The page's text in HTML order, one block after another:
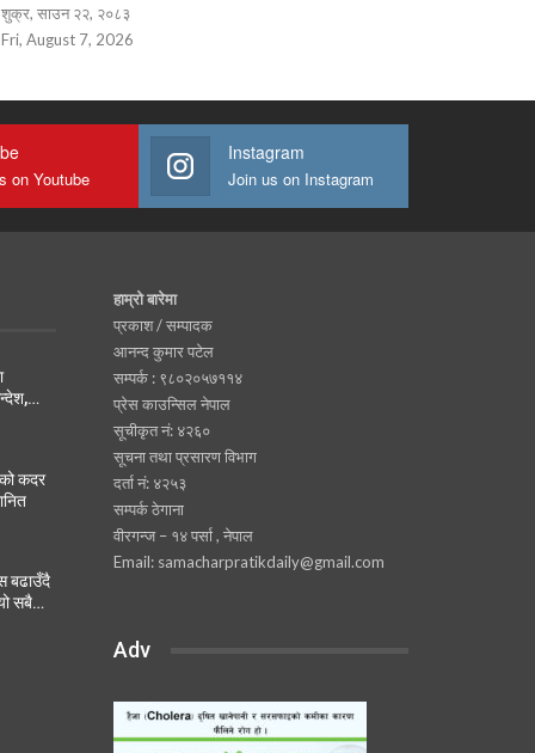
शुक्र, साउन २२, २०८३
Fri, August 7, 2026
on Youtube
Instagram
Join us on Instagram
कदर
बढाउँदै
सबै…
हाम्रो बारेमा
प्रकाश / सम्पादक
आनन्द कुमार पटेल
सम्पर्क : ९८०२०५७११४
प्रेस काउन्सिल नेपाल
सूचीकृत नं: ४२६०
सूचना तथा प्रसारण विभाग
दर्ता नं: ४२५३
सम्पर्क ठेगाना
वीरगन्ज – १४ पर्सा , नेपाल
Email: samacharpratikdaily@gmail.com
Adv